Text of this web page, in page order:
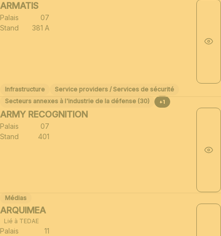
ARMATIS
Palais
07
Stand
381 A
Infrastructure
Service providers / Services de sécurité
Secteurs annexes à l'industrie de la défense (30)
+1
ARMY RECOGNITION
Palais
07
Stand
401
Médias
ARQUIMEA
Lié à TEDAE
Palais
11